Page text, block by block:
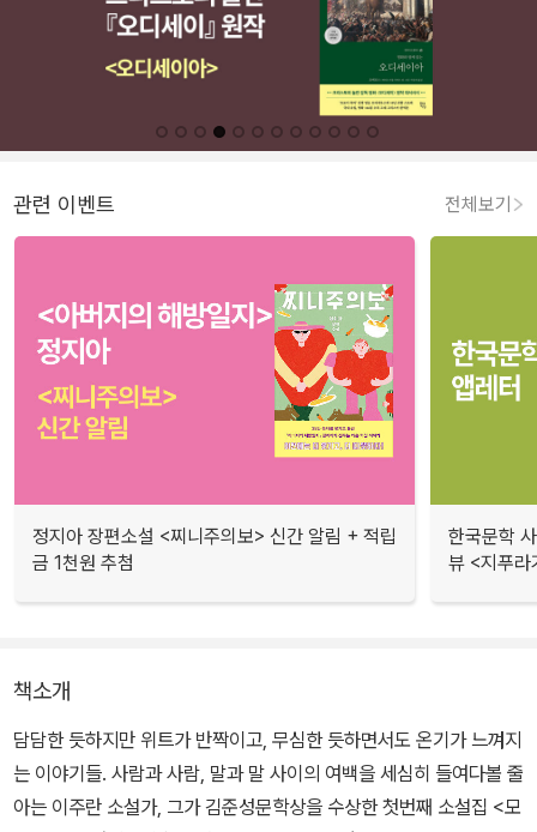
관련 이벤트 전체보기
정지아 장편소설 <찌니주의보> 신간 알림 + 적립
금 1천원 추첨
한국문학
뷰 <지푸라
책소개
담담한 듯하지만 위트가 반짝이고, 무심한 듯하면서도 온기가 느껴지
는 이야기들. 사람과 사람, 말과 말 사이의 여백을 세심히 들여다볼 줄
아는 이주란 소설가, 그가 김준성문학상을 수상한 첫번째 소설집 <모